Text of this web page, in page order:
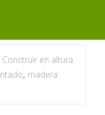
Construir en altura
, madera